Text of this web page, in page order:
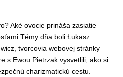
Aké ovocie prináša zasiatie
Témy dňa boli Łukasz
tvorcovia webovej stránky
s Ewou Pietrzak vysvetlili, ako si
charizmatickú cestu.